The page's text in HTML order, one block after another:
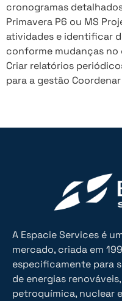
cronogramas
Primavera P6 ou MS
atividades e identificar
conforme mudanças no
Criar relatórios
para a gestão
A Espacie Services é
mercado, criada em
especificamente para
de energias
petroquímica, nuclear